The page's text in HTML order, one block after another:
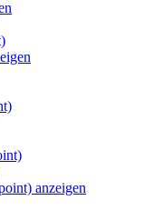
anzeigen